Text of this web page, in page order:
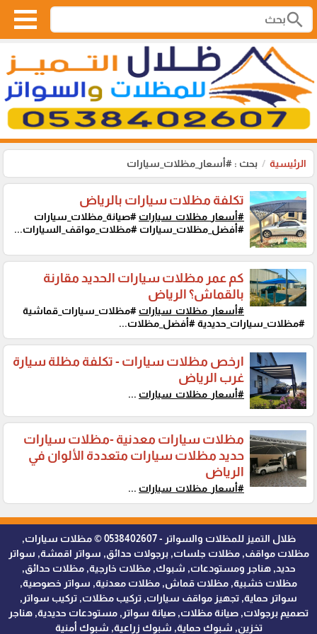
search
الرئيسية بحث : #أسعار_مظلات_سيارات
تكلفة مظلات سيارات بالرياض
#أسعار_مظلات_سيارات #صيانة_مظلات_سيارات
#أفضل_مظلات_سيارات #مظلات_مواقف_السيارات...
كم عمر مظلات سيارات الحديد مقارنة
بالقماش؟ الرياض
#أسعار_مظلات_سيارات #مظلات_سيارات_قماشية
#مظلات_سيارات_حديدية #أفضل_مظلات...
ارخص مظلات سيارات - تكلفة مظلة سيارة
غرب الرياض
#أسعار_مظلات_سيارات ...
مظلات سيارات معدنية -مظلات سيارات
حديد مظلات سيارات متعددة الألوان في
الرياض
#أسعار_مظلات_سيارات ...
ظلال التميز للمظلات والسواتر - 0538402607 © مظلات سيارات,
مظلات مواقف, مظلات جلسات, برجولات حدائق, سواتر اقمشة, سواتر
حديد, هناجر ومستودعات, شبوك, مظلات خارجية, مظلات حدائق,
مظلات خشبية, مظلات قماش, مظلات معدنية, سواتر خصوصية,
سواتر حماية, تجهيز مواقف سيارات, تركيب مظلات, تركيب سواتر,
تصميم برجولات, صيانة مظلات, صيانة سواتر, مستودعات حديدية, هناجر
تخزين, شبوك حماية, شبوك زراعية, شبوك أمنية